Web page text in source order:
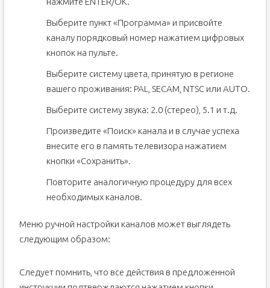
Выберите пункт «Программа» и присвойте
каналу порядковый номер нажатием цифровых
кнопок на пульте.
Выберите систему цвета, принятую в регионе
вашего проживания: PAL, SECAM, NTSC или AUTO.
Выберите систему звука: 2.0 (стерео), 5.1 и т.д.
Произведите «Поиск» канала и в случае успеха
внесите его в память телевизора нажатием
кнопки «Сохранить».
Повторите аналогичную процедуру для всех
необходимых каналов.
Меню ручной настройки каналов может выглядеть
следующим образом:
Следует помнить, что все действия в предложенной